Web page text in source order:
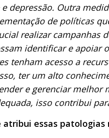
depressão. Outra
de políticas
realizar
identificar e apoiar
tenham acesso a
ter um alto
e gerenciar melhor
isso contribui
atribui essas